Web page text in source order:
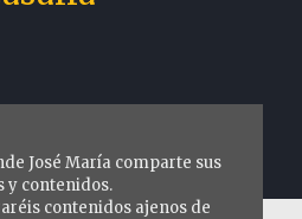
José María comparte sus
y contenidos.
contenidos ajenos de